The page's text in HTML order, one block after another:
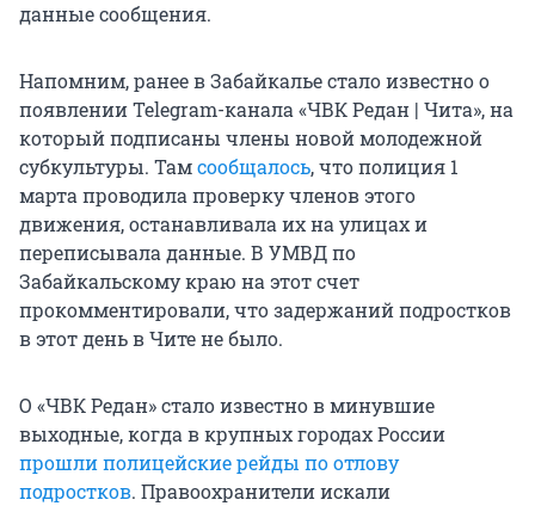
данные сообщения.
Напомним, ранее в Забайкалье стало известно о
появлении Telegram-канала «ЧВК Редан | Чита», на
который подписаны члены новой молодежной
субкультуры. Тамсообщалось, что полиция 1
марта проводила проверку членов этого
движения, останавливала их на улицах и
переписывала данные. В УМВД по
Забайкальскому краю на этот счет
прокомментировали, что задержаний подростков
в этот день в Чите не было.
О «ЧВК Редан» стало известно в минувшие
выходные, когда в крупных городах России
прошли полицейские рейды по отлову
подростков. Правоохранители искали